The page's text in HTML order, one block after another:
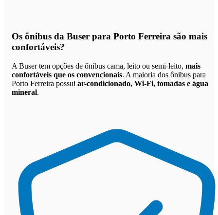
Os ônibus da Buser para Porto Ferreira são mais
confortáveis?
A Buser tem opções de ônibus cama, leito ou semi-leito, mais
confortáveis que os convencionais. A maioria dos ônibus para
Porto Ferreira possui ar-condicionado, Wi-Fi, tomadas e água
mineral.